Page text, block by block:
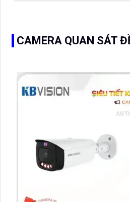
CAMERA QUAN SÁT